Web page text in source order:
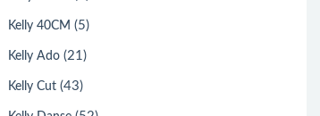
Kelly 40CM (5)
Kelly Ado (21)
Kelly Cut (43)